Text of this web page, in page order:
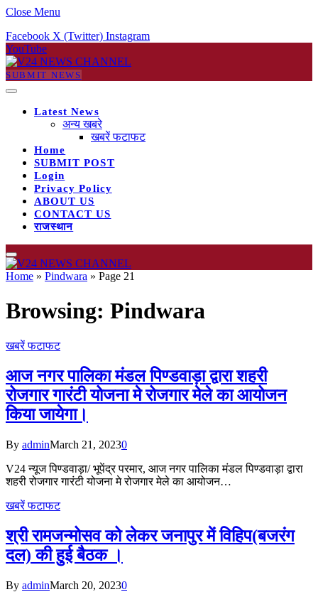
Close Menu
Facebook X (Twitter) Instagram
YouTube
SUBMIT NEWS
Latest News
अन्य खबरे
खबरें फटाफट
Home
SUBMIT POST
Login
Privacy Policy
ABOUT US
CONTACT US
राजस्थान
Home » Pindwara » Page 21
Browsing: Pindwara
खबरें फटाफट
आज नगर पालिका मंडल पिण्डवाड़ा द्वारा शहरी
रोजगार गारंटी योजना मे रोजगार मेले का आयोजन
किया जायेगा।
By adminMarch 21, 20230
V24 न्यूज पिण्डवाड़ा/ भूपेंद्र परमार, आज नगर पालिका मंडल पिण्डवाड़ा द्वारा
शहरी रोजगार गारंटी योजना मे रोजगार मेले का आयोजन…
खबरें फटाफट
श्री रामजन्मोसव को लेकर जनापुर में विहिप(बजरंग
दल) की हुई बैठक ।
By adminMarch 20, 20230